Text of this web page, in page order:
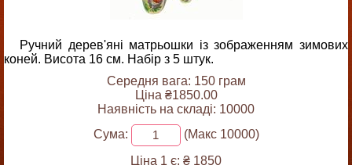
Ручний дерев'яні матрьошки із зображенням зимових
коней. Висота 16 см. Набір з 5 штук.
Середня вага: 150 грам
Ціна ₴1850.00
Наявність на складі: 10000
Сума:
(Макс 10000)
Ціна 1 є: ₴ 1850